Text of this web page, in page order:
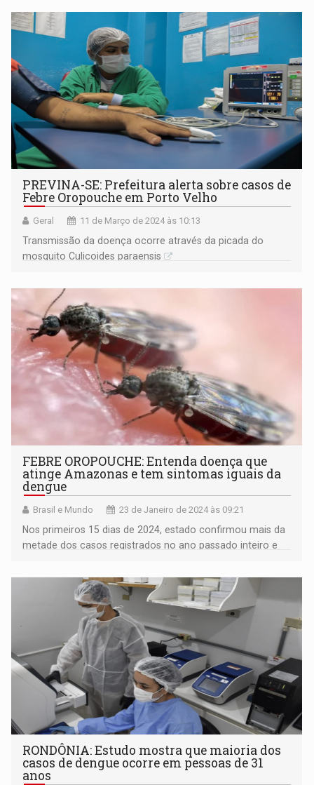
PREVINA-SE: Prefeitura alerta sobre casos de
Febre Oropouche em Porto Velho
Geral 11 de Março de 2024 às 10:13
Transmissão da doença ocorre através da picada do
mosquito Culicoides paraensis
FEBRE OROPOUCHE: Entenda doença que
atinge Amazonas e tem sintomas iguais da
dengue
Brasil e Mundo 23 de Janeiro de 2024 às 09:21
Nos primeiros 15 dias de 2024, estado confirmou mais da
metade dos casos registrados no ano passado inteiro e
RONDÔNIA: Estudo mostra que maioria dos
casos de dengue ocorre em pessoas de 31
anos